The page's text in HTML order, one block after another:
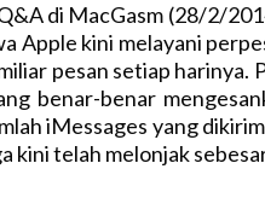
di MacGasm (28/2/
Apple kini melayani
pesan setiap harinya.
benar-benar
iMessages yang
kini telah melonjak